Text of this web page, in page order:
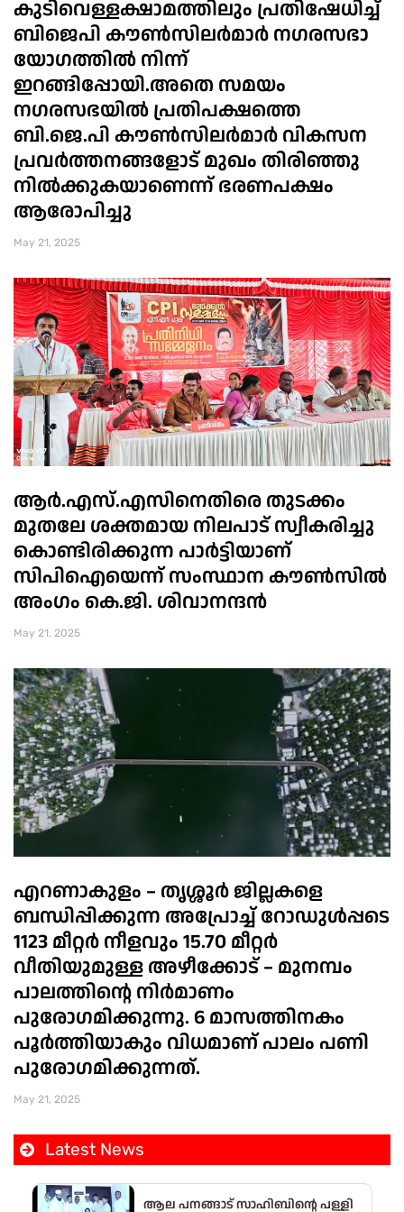
കുടിവെള്ളക്ഷാമത്തിലും പ്രതിഷേധിച്ച്
ബിജെപി കൗൺസിലർമാർ നഗരസഭാ
യോഗത്തിൽ നിന്ന്
ഇറങ്ങിപ്പോയി.അതെ സമയം
നഗരസഭയിൽ പ്രതിപക്ഷത്തെ
ബി.ജെ.പി കൗൺസിലർമാർ വികസന
പ്രവർത്തനങ്ങളോട് മുഖം തിരിഞ്ഞു
നിൽക്കുകയാണെന്ന് ഭരണപക്ഷം
ആരോപിച്ചു
May 21, 2025
ആർ.എസ്.എസിനെതിരെ തുടക്കം
മുതലേ ശക്തമായ നിലപാട് സ്വീകരിച്ചു
കൊണ്ടിരിക്കുന്ന പാർട്ടിയാണ്
സിപിഐയെന്ന് സംസ്ഥാന കൗൺസിൽ
അംഗം കെ.ജി. ശിവാനന്ദൻ
May 21, 2025
എറണാകുളം – തൃശ്ശൂർ ജില്ലകളെ
ബന്ധിപ്പിക്കുന്ന അപ്രോച്ച് റോഡുൾപ്പടെ
1123 മീറ്റർ നീളവും 15.70 മീറ്റർ
വീതിയുമുള്ള അഴീക്കോട് – മുനമ്പം
പാലത്തിന്റെ നിർമാണം
പുരോഗമിക്കുന്നു. 6 മാസത്തിനകം
പൂർത്തിയാകും വിധമാണ് പാലം പണി
പുരോഗമിക്കുന്നത്.
May 21, 2025
Latest News
ആല പനങ്ങാട് സാഹിബിൻ്റെ പള്ളി